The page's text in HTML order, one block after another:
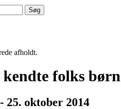
afholdt.
folks børn
- 25. oktober 2014